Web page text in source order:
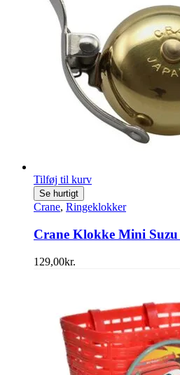
Tilføj til kurv
Se hurtigt
Crane, Ringeklokker
Crane Klokke Mini Suzu
129,00kr.